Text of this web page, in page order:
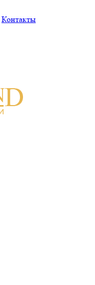
Контакты